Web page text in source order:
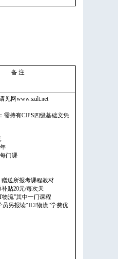
备 注
见网www.szilt.net
需持有CIPS四级基础文凭
门课
送所报考课程教材
贴20元/每次天
物流”其中一门课程
员另报读“ILT物流”学费优